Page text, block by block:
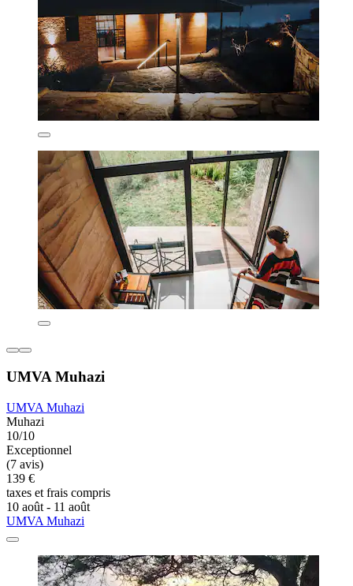
UMVA Muhazi
UMVA Muhazi
Muhazi
10/10
Exceptionnel
(7 avis)
139 €
taxes et frais compris
10 août - 11 août
UMVA Muhazi